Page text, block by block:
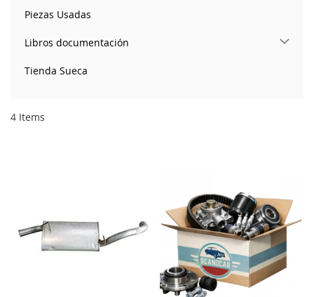
4 Items
Piezas Usadas
Libros documentación
Tienda Sueca